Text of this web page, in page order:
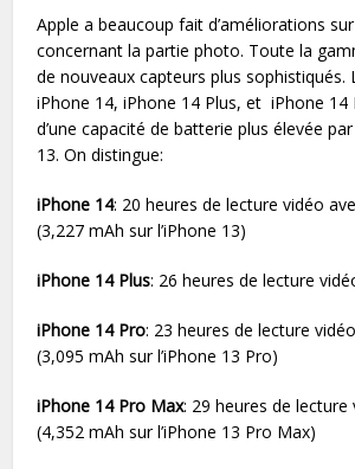
Apple a beaucoup fait d’améliorations
concernant la partie photo. Toute la
de nouveaux capteurs plus sophistiqués.
iPhone 14, iPhone 14 Plus, et iPhone
d’une capacité de batterie plus élevée
13. On distingue:
iPhone 14: 20 heures de lecture vidéo
(3,227 mAh sur l’iPhone 13)
iPhone 14 Plus: 26 heures de lecture
iPhone 14 Pro: 23 heures de lecture
(3,095 mAh sur l’iPhone 13 Pro)
iPhone 14 Pro Max: 29 heures de lecture
(4,352 mAh sur l’iPhone 13 Pro Max)